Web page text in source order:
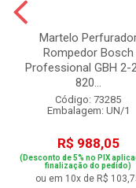
Martelo
Rompedor Bosch
Professional GBH 2-
820...
Código: 73285
Embalagem: UN/1
R$ 988,05
(Desconto de 5% no PIX
finalização do pedido)
ou em 10x de R$